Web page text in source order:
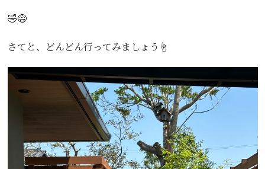
🤣😅
さてと、どんどん行ってみましょう☝️